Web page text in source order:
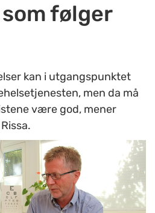
følger
kan i utgangspunktet
men da må
være god, mener